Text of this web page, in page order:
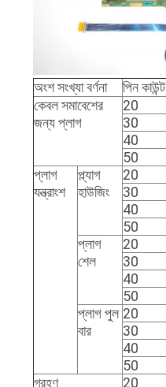
অংশ সংখ্যা বর্ণনা পিন কাউন্ট
কেবল সমাবেশের
জন্য প্লাগ
20
30
40
50
প্লাগ
যন্ত্রাংশ
প্ল্যাগ
হাউজিং
20
30
40
50
প্লাগ
শেল
20
30
40
50
প্লাগ পুল
বার
20
30
40
50
গ্রহণ
20